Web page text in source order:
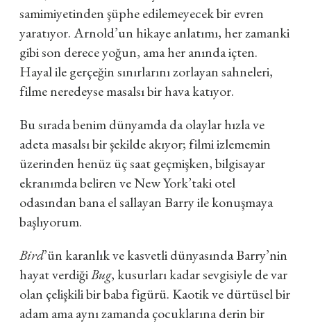
samimiyetinden şüphe edilemeyecek bir evren
yaratıyor. Arnold’un hikaye anlatımı, her zamanki
gibi son derece yoğun, ama her anında içten.
Hayal ile gerçeğin sınırlarını zorlayan sahneleri,
filme neredeyse masalsı bir hava katıyor.
Bu sırada benim dünyamda da olaylar hızla ve
adeta masalsı bir şekilde akıyor; filmi izlememin
üzerinden henüz üç saat geçmişken, bilgisayar
ekranımda beliren ve New York’taki otel
odasından bana el sallayan Barry ile konuşmaya
başlıyorum.
Bird’ün karanlık ve kasvetli dünyasında Barry’nin
hayat verdiğiBug, kusurları kadar sevgisiyle de var
olan çelişkili bir baba figürü. Kaotik ve dürtüsel bir
adam ama aynı zamanda çocuklarına derin bir